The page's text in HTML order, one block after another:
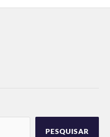
PESQUISAR